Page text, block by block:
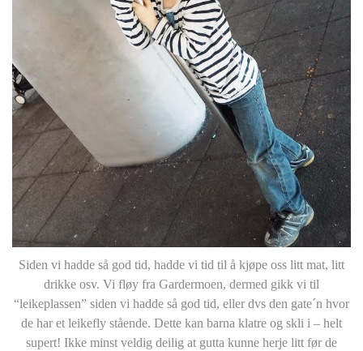
Siden vi hadde så god tid, hadde vi tid til å kjøpe oss litt mat, litt
drikke osv. Vi fløy fra Gardermoen, dermed gikk vi til
“leikeplassen” siden vi hadde så god tid, eller dvs den gate´n hvor
de har et leikefly stående. Dette kan barna klatre og skli i – helt
supert! Ikke minst veldig deilig at gutta kunne herje litt før de